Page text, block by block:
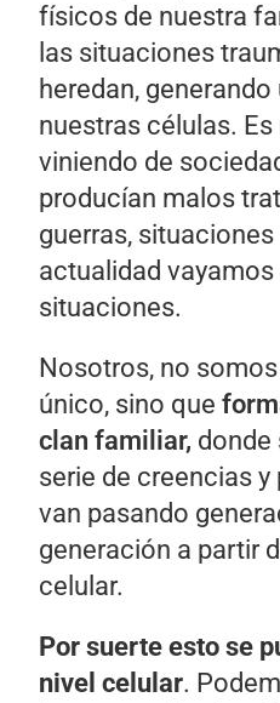
físicos de nuestra
las situaciones
heredan,
nuestras células.
viniendo de
producían malos
guerras,
actualidad
situaciones.
Nosotros, no
único, sino que
clan familiar, donde
serie de creencias
van pasando
generación a partir
celular.
Por suerte esto se
nivel celular.